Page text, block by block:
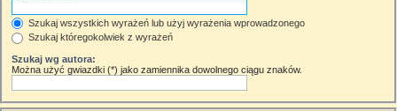
Szukaj wszystkich wyrażeń lub użyj wyrażenia wprowadzonego
Szukaj któregokolwiek z wyrażeń
Szukaj wg autora:
Można użyć gwiazdki (*) jako zamiennika dowolnego ciągu znaków.